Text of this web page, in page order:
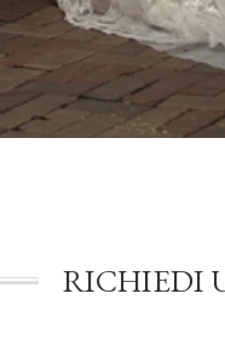
RICHIEDI